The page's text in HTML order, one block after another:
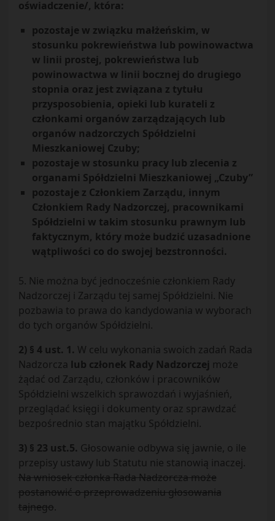
oświadczenie/, która:
pozostaje w związku małżeńskim, w
stosunku pokrewieństwa lub powinowactwa
w linii prostej, pokrewieństwa lub
powinowactwa w linii bocznej do drugiego
stopnia oraz jest związana z tytułu
przysposobienia, opieki lub kurateli z
członkami organów zarządzających lub
organów nadzorczych Spółdzielni
Mieszkaniowej Czuby;
pozostaje w stosunku pracy lub zlecenia z
organami Spółdzielni Mieszkaniowej „Czuby”
pozostaje z Członkiem Zarządu, innym
Członkiem Rady Nadzorczej, pracownikami
Spółdzielni w takim stosunku prawnym lub
faktycznym, który może budzić uzasadnione
wątpliwości co do swojej bezstronności.
5. Nie można być jednocześnie członkiem Rady
Nadzorczej i Zarządu tej samej Spółdzielni. Nie
pozbawia to prawa do kandydowania w wyborach
do tych organów Spółdzielni.
2) § 4 ust. 1. W celu wykonania swoich zadań Rada
Nadzorcza lub członek Rady Nadzorczej może
żądać od Zarządu, członków i pracowników
Spółdzielni wszelkich sprawozdań i wyjaśnień,
przeglądać księgi i dokumenty oraz sprawdzać
bezpośrednio stan majątku Spółdzielni.
3) § 23 ust.5. Głosowanie odbywa się jawnie, o ile
przepisy ustawy lub Statutu nie stanowią inaczej.
Na wniosek członka Rada Nadzorcza może
postanowić o przeprowadzeniu głosowania
tajnego.